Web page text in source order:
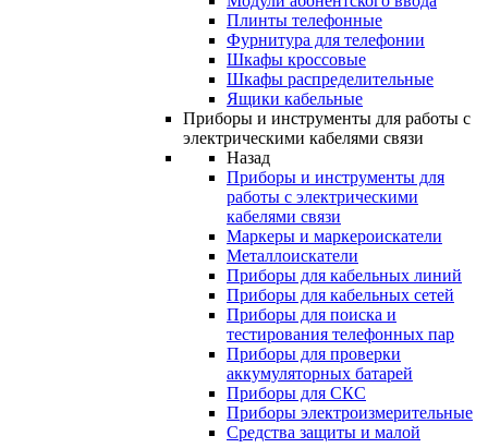
Плинты телефонные
Фурнитура для телефонии
Шкафы кроссовые
Шкафы распределительные
Ящики кабельные
Приборы и инструменты для работы с
электрическими кабелями связи
Назад
Приборы и инструменты для
работы с электрическими
кабелями связи
Маркеры и маркероискатели
Металлоискатели
Приборы для кабельных линий
Приборы для кабельных сетей
Приборы для поиска и
тестирования телефонных пар
Приборы для проверки
аккумуляторных батарей
Приборы для СКС
Приборы электроизмерительные
Средства защиты и малой